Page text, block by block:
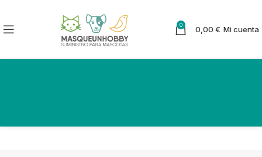
0 0,00 € Mi cuenta